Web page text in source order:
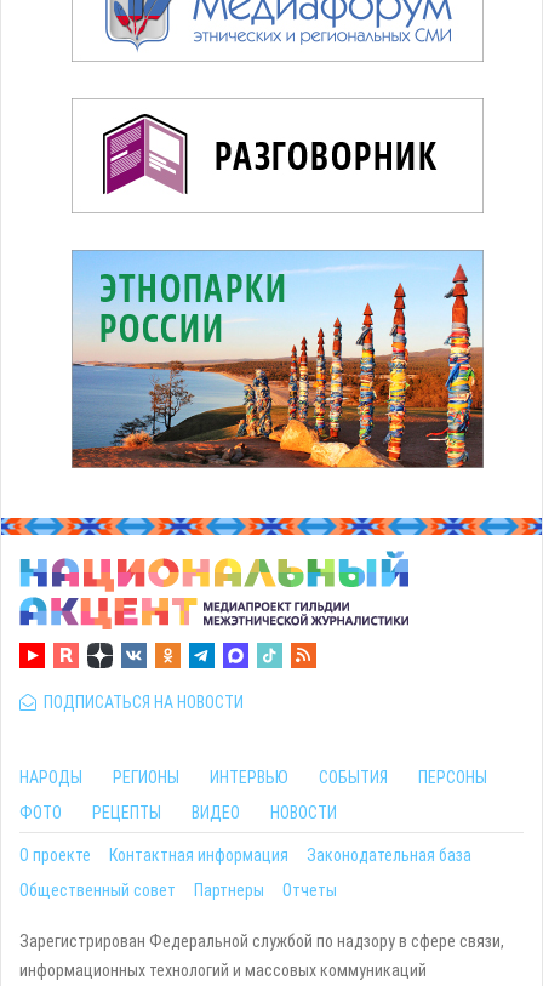
ПОДПИСАТЬСЯ НА НОВОСТИ
НАРОДЫ РЕГИОНЫ ИНТЕРВЬЮ СОБЫТИЯ
ПЕРСОНЫ
ФОТО
РЕЦЕПТЫ ВИДЕО НОВОСТИ
О проекте Контактная информация
Законодательная база
Общественный совет
Партнеры Отчеты
Зарегистрирован Федеральной службой по надзору в сфере связи,
информационных технологий и массовых коммуникаций